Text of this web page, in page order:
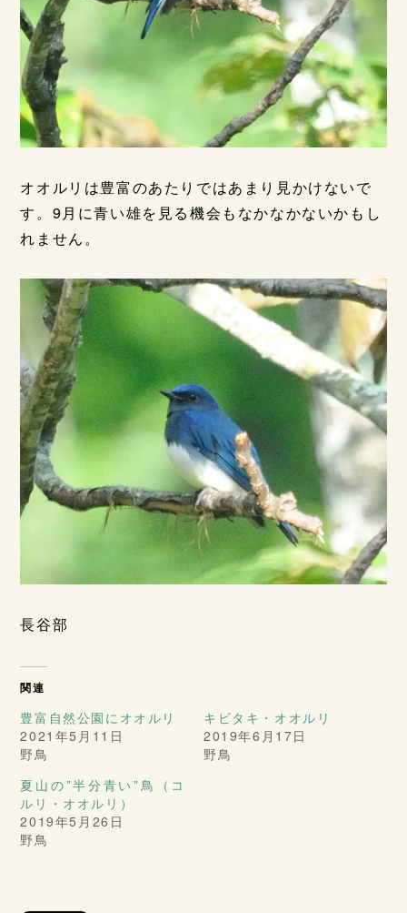
オオルリは豊富のあたりではあまり見かけないで
す。9月に青い雄を見る機会もなかなかないかもし
れません。
長谷部
関連
豊富自然公園にオオルリ
2021年5月11日
野鳥
キビタキ・オオルリ
2019年6月17日
野鳥
夏山の”半分青い”鳥（コ
ルリ・オオルリ）
2019年5月26日
野鳥